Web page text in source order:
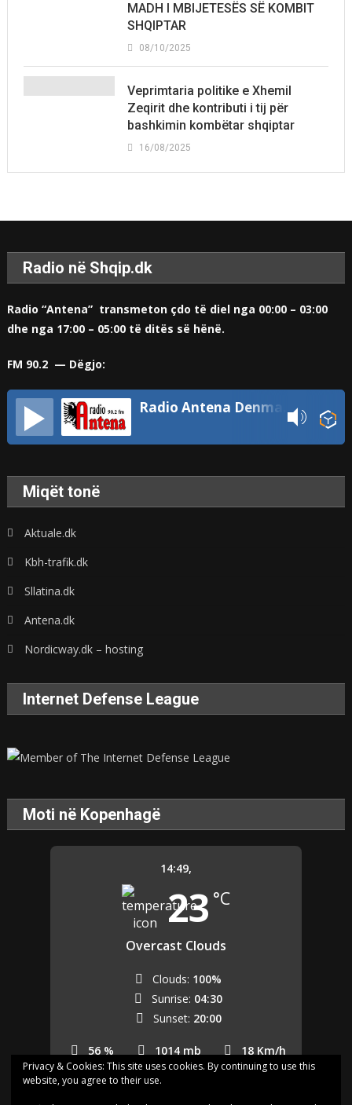
MADH I MBIJETESËS SË KOMBIT
SHQIPTAR
08/10/2025
Veprimtaria politike e Xhemil
Zeqirit dhe kontributi i tij për
bashkimin kombëtar shqiptar
16/08/2025
Radio në Shqip.dk
Radio “Antena” transmeton çdo të diel nga 00:00 – 03:00
dhe nga 17:00 – 05:00 të ditës së hënë.
FM 90.2 — Dëgjo:
Radio Antena Denmark
Miqët tonë
Aktuale.dk
Kbh-trafik.dk
Sllatina.dk
Antena.dk
Nordicway.dk – hosting
Internet Defense League
Moti në Kopenhagë
14:49,
23 °C
Overcast Clouds
56 % 1014 mb 18 Km/h
Clouds: 100%
Sunrise: 04:30
Sunset: 20:00
Last updated: 14:45
Privacy & Cookies: This site uses cookies. By continuing to use this
website, you agree to their use.